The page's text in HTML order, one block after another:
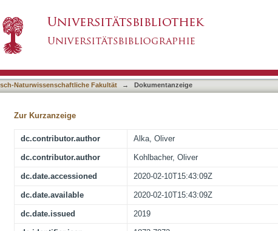
spectrometric determination of the cocoa
by HPLC-QTOF-MS
Naturwissenschaftliche Fakultät → Dokumentanzeige
Zur Kurzanzeige
dc.contributor.author Alka, Oliver
dc.contributor.author Kohlbacher, Oliver
dc.date.accessioned 2020-02-10T15:43:09Z
dc.date.available 2020-02-10T15:43:09Z
dc.date.issued 2019